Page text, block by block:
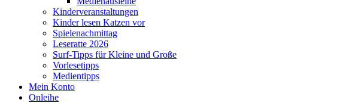
Kinderveranstaltungen
Kinder lesen Katzen vor
Spielenachmittag
Leseratte 2026
Surf-Tipps für Kleine und Große
Vorlesetipps
Medientipps
Mein Konto
Onleihe